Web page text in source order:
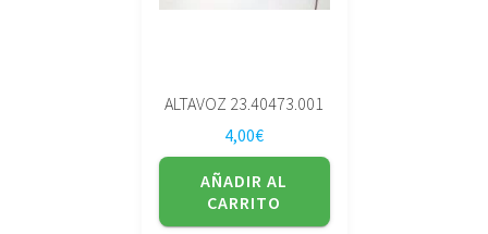
ALTAVOZ 23.40473.001
4,00€
AÑADIR AL
CARRITO